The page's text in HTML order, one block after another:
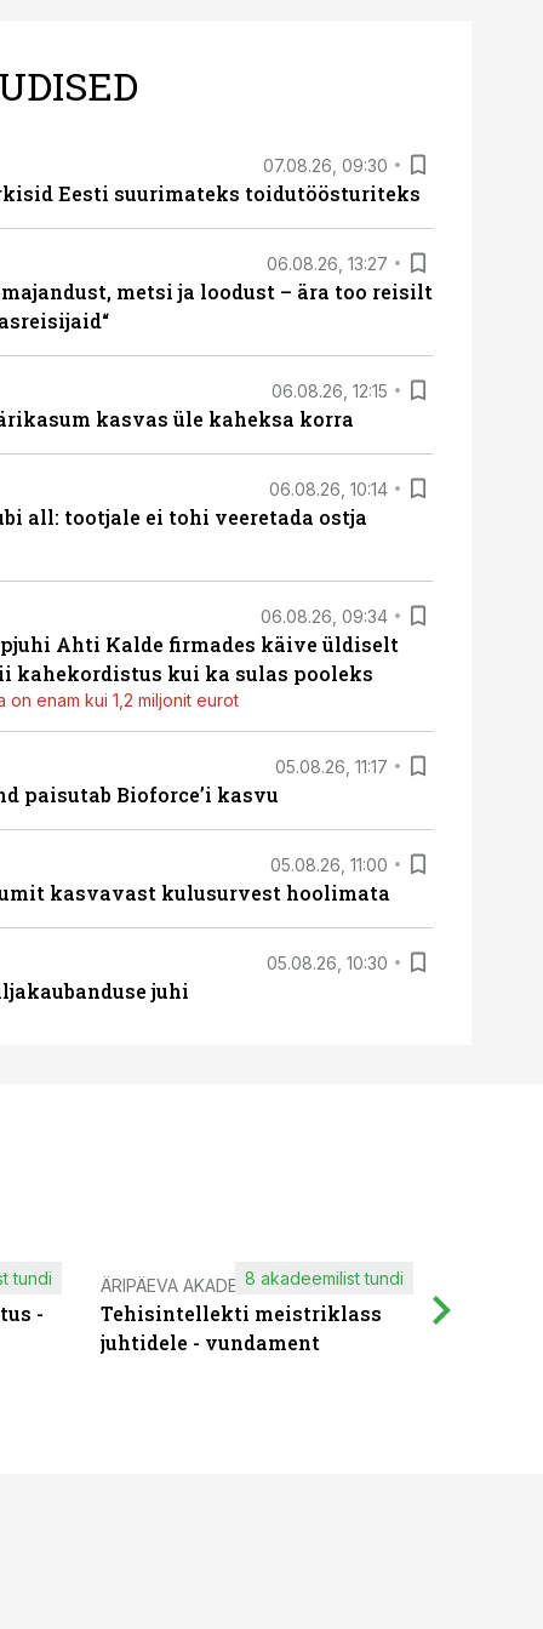
07.08.26, 09:30
Eesti suurimateks toidutöösturiteks
06.08.26, 13:27
metsi ja loodust – ära too reisilt
06.08.26, 12:15
kasvas üle kaheksa korra
06.08.26, 10:14
all: tootjale ei tohi veeretada ostja
06.08.26, 09:34
Ahti Kalde firmades käive üldiselt
kahekordistus kui ka sulas pooleks
on enam kui 1,2 miljonit eurot
05.08.26, 11:17
paisutab Bioforce’i kasvu
05.08.26, 11:00
kasvavast kulusurvest hoolimata
05.08.26, 10:30
juhi
-
tundi ÄRIPÄEVA AKADEEMIA
Tehisintellekti meistriklass
juhtidele - vundament
8 akadeemilist tundi